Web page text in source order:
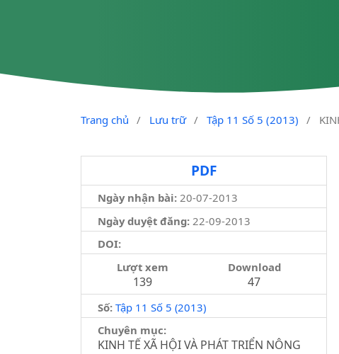
Trang chủ / Lưu trữ / Tập 11 Số 5 (2013) /
PDF
Ngày nhận bài: 20-07-2013
Ngày duyệt đăng:22-09-2013
DOI:
Lượt xem
139
Download
47
Số: Tập 11 Số 5 (2013)
Chuyên mục:
KINH TẾ XÃ HỘI VÀ PHÁT TRIỂN NÔNG